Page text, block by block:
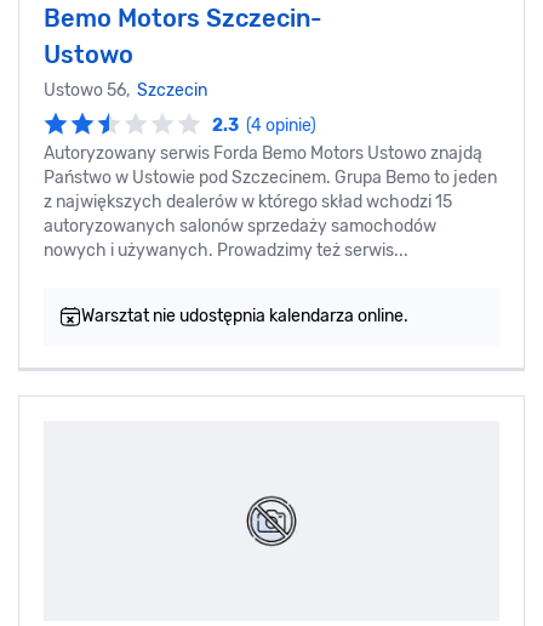
Bemo Motors Szczecin-
Ustowo
Ustowo 56, Szczecin
2.3 (4 opinie)
Autoryzowany serwis Forda Bemo Motors Ustowo znajdą
Państwo w Ustowie pod Szczecinem. Grupa Bemo to jeden
z największych dealerów w którego skład wchodzi 15
autoryzowanych salonów sprzedaży samochodów
nowych i używanych. Prowadzimy też serwis...
Warsztat nie udostępnia kalendarza online.